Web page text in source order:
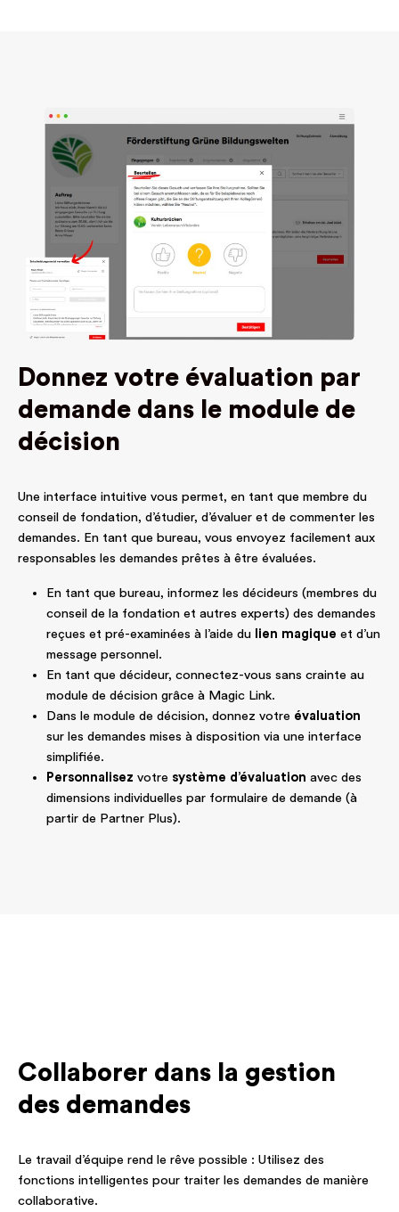
Donnez votre évaluation par
demande dans le module de
décision
Une interface intuitive vous permet, en tant que membre du
conseil de fondation, d’étudier, d’évaluer et de commenter les
demandes. En tant que bureau, vous envoyez facilement aux
responsables les demandes prêtes à être évaluées.
En tant que bureau, informez les décideurs (membres du
conseil de la fondation et autres experts) des demandes
reçues et pré-examinées à l’aide du lien magique et d’un
message personnel.
En tant que décideur, connectez-vous sans crainte au
module de décision grâce à Magic Link.
Dans le module de décision, donnez votre évaluation
sur les demandes mises à disposition via une interface
simplifiée.
Personnalisez votre système d’évaluation avec des
dimensions individuelles par formulaire de demande (à
partir de Partner Plus).
Collaborer dans la gestion
des demandes
Le travail d’équipe rend le rêve possible : Utilisez des
fonctions intelligentes pour traiter les demandes de manière
collaborative.